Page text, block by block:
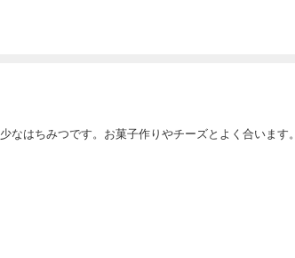
なはちみつです。お菓子作りやチーズとよく合います。